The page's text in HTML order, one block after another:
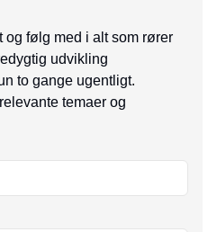
følg med i alt som rører
udvikling
to gange ugentligt.
temaer og